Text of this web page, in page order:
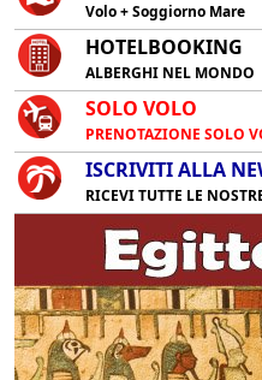
Volo + Soggiorno Mare
HOTELBOOKING
ALBERGHI NEL MONDO
SOLO VOLO
PRENOTAZIONE SOLO
ISCRIVITI ALLA
RICEVI TUTTE LE